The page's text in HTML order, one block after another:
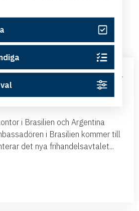
från våra medlemmar
nyheter
med Mercosur – nya
– med Business
i Brasilien och Argentina
i Brasilien kommer till
det nya frihandelsavtalet...